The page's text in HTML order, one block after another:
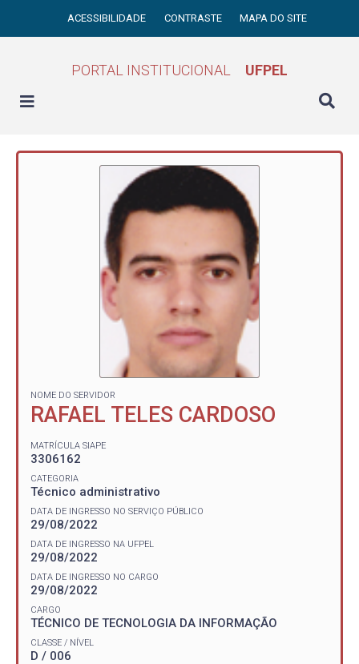
ACESSIBILIDADE CONTRASTE MAPA DO SITE
PORTAL INSTITUCIONAL UFPEL
NOME DO SERVIDOR
RAFAEL TELES CARDOSO
MATRÍCULA SIAPE
3306162
CATEGORIA
Técnico administrativo
DATA DE INGRESSO NO SERVIÇO PÚBLICO
29/08/2022
DATA DE INGRESSO NA UFPEL
29/08/2022
DATA DE INGRESSO NO CARGO
29/08/2022
CARGO
TÉCNICO DE TECNOLOGIA DA INFORMAÇÃO
CLASSE / NÍVEL
D / 006